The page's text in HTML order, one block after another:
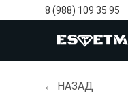
8 (988) 109 35 95
← НАЗАД